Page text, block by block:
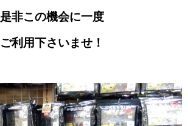
是非この機会に一度
ご利用下さいませ！